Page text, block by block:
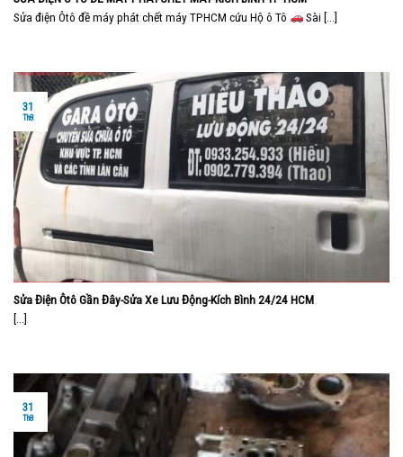
Sửa điện Ôtô đề máy phát chết máy TPHCM cứu Hộ ô Tô
Sài [...]
Sửa Điện Ôtô Gần Đây-Sửa Xe Lưu Động-Kích Bình 24/24 HCM
[...]
31
Th8
31
Th8